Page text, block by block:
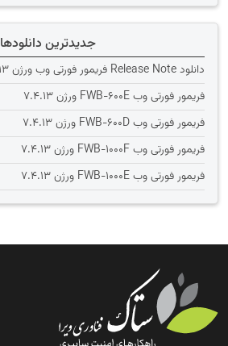
جدیدترین دانلودها
دانلود Release Note فریمور فورتی وب ورژن 7.4.13
فریمور فورتی وب FWB-600E ورژن 7.4.13
فریمور فورتی وب FWB-600D ورژن 7.4.13
فریمور فورتی وب FWB-1000F ورژن 7.4.13
فریمور فورتی وب FWB-1000E ورژن 7.4.13